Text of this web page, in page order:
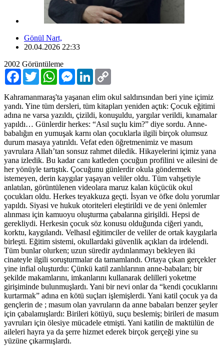
Gönül Nart,
20.04.2026 22:33
2002 Görüntüleme
Facebook
TwitterWhatsAppMessenger
LinkedIn
Kahramanmaraş'ta yaşanan elim okul saldırısından beri yine içimiz
yandı. Yine tüm dersleri, tüm kitapları yeniden açtık: Çocuk eğitimi
adına ne varsa yazıldı, çizildi, konuşuldu, yargılar verildi, kınamalar
yapıldı… Günlerdir herkes: “Asıl suçlu kim?” diye sordu. Anne-
babalığın en yumuşak karnı olan çocuklarla ilgili birçok olumsuz
durum masaya yatırıldı. Vefat eden öğretmenimiz ve masum
yavrulara Allah’tan sonsuz rahmet diledik. Hikayelerini içimiz yana
yana izledik. Bu kadar canı katleden çocuğun profilini ve ailesini de
her yönüyle tartıştık. Çocuğunu günlerdir okula göndermek
istemeyen, derin kaygılar yaşayan veliler oldu. Tüm vahşetiyle
anlatılan, görüntülenen videolara maruz kalan küçücük okul
çocukları oldu. Herkes teyakkuza geçti. İsyan ve öfke dolu yorumlar
yapıldı. Siyasi ve hukuk otoriteleri eleştirildi ve de yeni önlemler
alınması için kamuoyu oluşturma çabalarına girişildi. Hepsi de
gerekliydi. Herkesin çocuk söz konusu olduğunda ciğeri yandı,
korktu, kaygılandı. Velhasıl eğitimciler de veliler de ortak kaygılarla
birleşti. Eğitim sistemi, okullardaki güvenlik açıkları da irdelendi.
Tüm bunlar olurken; uzun süredir aydınlanmayı bekleyen iki
cinateyle ilgili soruşturmalar da tamamlandı. Ortaya çıkan gerçekler
yine infial oluşturdu: Çünkü katil zanlılarının anne-babaları; bir
şekilde makamlarını, imkanlarını kullanarak delilleri yoketme
girişiminde bulunmuşlardı. Yani bir nevi onlar da “kendi çocuklarını
kurtarmak” adına en kötü suçları işlemişlerdi. Yani katil çocuk ya da
gençlerin de ; masum olan yavruların da anne babaları benzer şeyler
için çabalamışlardı: Birileri kötüyü, suçu beslemiş; birileri de masum
yavruları için ölesiye mücadele etmişti. Yani katilin de maktülün de
aileleri hayra ya da şerre hizmet ederek birçok gerçeği yine su
yüzüne çıkarmışlardı.